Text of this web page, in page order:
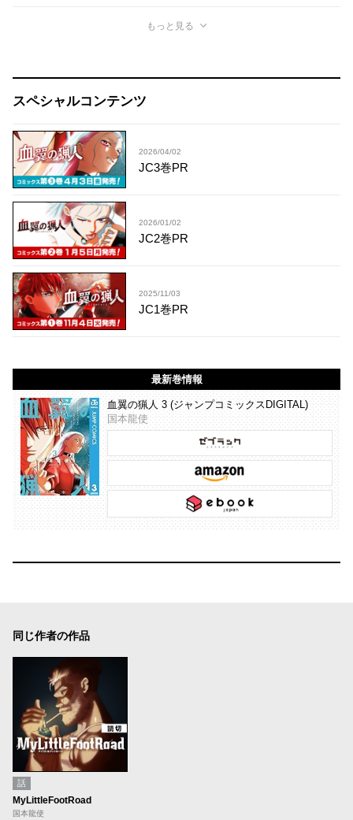
もっと見る
スペシャルコンテンツ
2026/04/02
JC3巻PR
2026/01/02
JC2巻PR
2025/11/03
JC1巻PR
最新巻情報
血翼の猟人 3 (ジャンプコミックスDIGITAL)
国本龍使
同じ作者の作品
話
MyLittleFootRoad
国本龍使